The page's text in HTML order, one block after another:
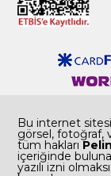
Bu internet
görsel, fotoğraf,
tüm hakları
içeriğinde
yazılı izni